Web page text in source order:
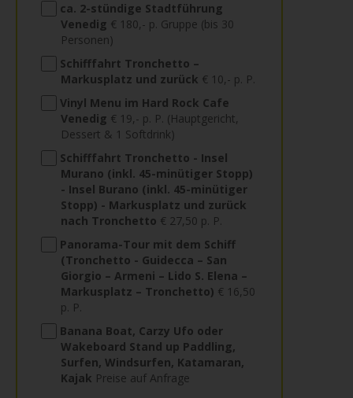
ca. 2-stündige Stadtführung
Venedig € 180,- p. Gruppe (bis 30
Personen)
Schifffahrt Tronchetto –
Markusplatz und zurück € 10,- p. P.
Vinyl Menu im Hard Rock Cafe
Venedig € 19,- p. P. (Hauptgericht,
Dessert & 1 Softdrink)
Schifffahrt Tronchetto - Insel
Murano (inkl. 45-minütiger Stopp)
- Insel Burano (inkl. 45-minütiger
Stopp) - Markusplatz und zurück
nach Tronchetto € 27,50 p. P.
Panorama-Tour mit dem Schiff
(Tronchetto - Guidecca – San
Giorgio – Armeni – Lido S. Elena –
Markusplatz – Tronchetto) € 16,50
p. P.
Banana Boat, Carzy Ufo oder
Wakeboard Stand up Paddling,
Surfen, Windsurfen, Katamaran,
Kajak Preise auf Anfrage